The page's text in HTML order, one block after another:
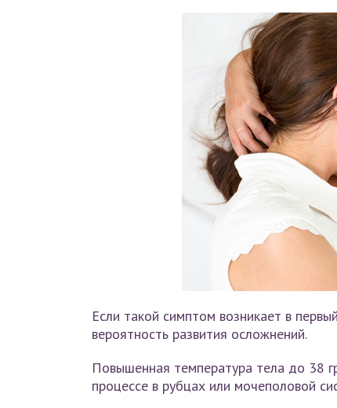
Если такой симптом возникает в
вероятность развития осложнений.
Повышенная температура тела до 38
процессе в рубцах или мочеполовой